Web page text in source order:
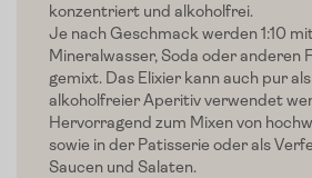
konzentriert und alkoholfrei.
Je nach Geschmack werden 1:10
Mineralwasser, Soda oder anderen
gemixt. Das Elixier kann auch pur
alkoholfreier Aperitiv verwendet
Hervorragend zum Mixen von
sowie in der Patisserie oder als
Saucen und Salaten.